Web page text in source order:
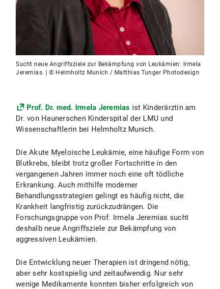
Sucht neue Angriffsziele zur Bekämpfung von Leukämien: Irmela
Jeremias. | © Helmholtz Munich / Matthias Tunger Photodesign
Prof. Dr. med. Irmela Jeremias ist Kinderärztin am
Dr. von Haunerschen Kinderspital der LMU und
Wissenschaftlerin bei Helmholtz Munich.
Die Akute Myeloische Leukämie, eine häufige Form von
Blutkrebs, bleibt trotz großer Fortschritte in den
vergangenen Jahren immer noch eine oft tödliche
Erkrankung. Auch mithilfe moderner
Behandlungsstrategien gelingt es häufig nicht, die
Krankheit langfristig zurückzudrängen. Die
Forschungsgruppe von Prof. Irmela Jeremias sucht
deshalb neue Angriffsziele zur Bekämpfung von
aggressiven Leukämien.
Die Entwicklung neuer Therapien ist dringend nötig,
aber sehr kostspielig und zeitaufwendig. Nur sehr
wenige Medikamente konnten bisher erfolgreich von